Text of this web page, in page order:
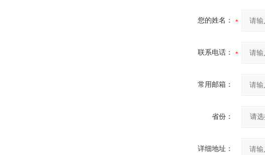
您的姓名：
联系电话：
常用邮箱：
省份：
详细地址：